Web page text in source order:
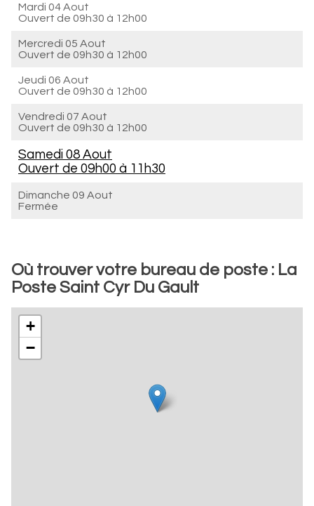
Mardi 04 Aout
Ouvert de 09h30 à 12h00
Mercredi 05 Aout
Ouvert de 09h30 à 12h00
Jeudi 06 Aout
Ouvert de 09h30 à 12h00
Vendredi 07 Aout
Ouvert de 09h30 à 12h00
Samedi 08 Aout
Ouvert de 09h00 à 11h30
Dimanche 09 Aout
Fermée
Où trouver votre bureau de poste : La
Poste Saint Cyr Du Gault
+
−